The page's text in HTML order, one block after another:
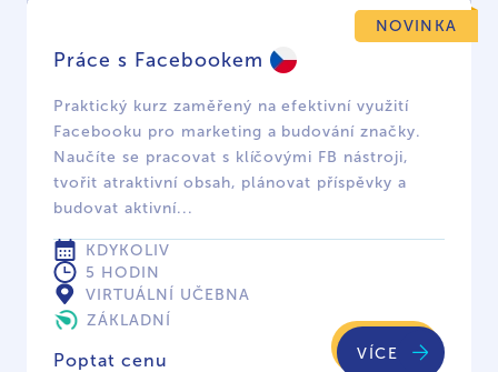
Práce s Facebookem
Praktický kurz zaměřený na efektivní využití
Facebooku pro marketing a budování značky.
Naučíte se pracovat s klíčovými FB nástroji,
tvořit atraktivní obsah, plánovat příspěvky a
budovat aktivní...
KDYKOLIV
5 HODIN
VIRTUÁLNÍ UČEBNA
ZÁKLADNÍ
NOVINKA
Poptat cenu VÍCE